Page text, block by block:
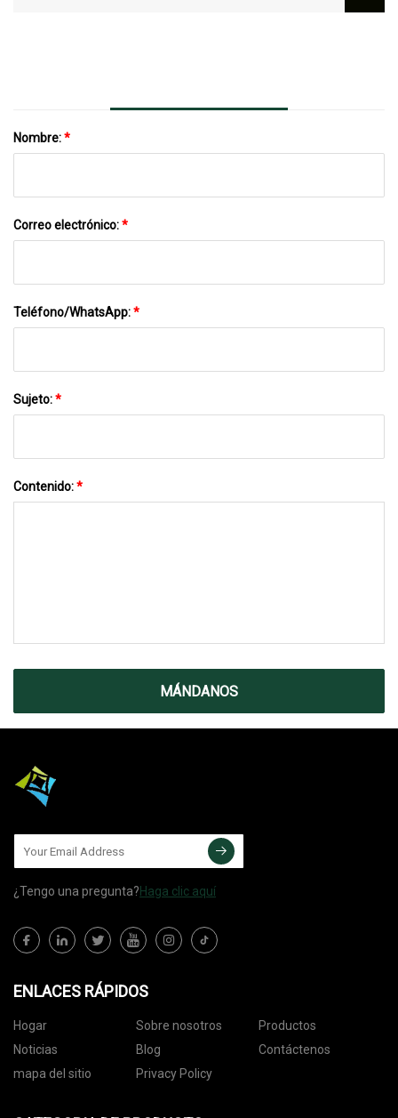
Nombre:*
Correo electrónico:*
Teléfono/WhatsApp:*
Sujeto:*
Contenido:*
MÁNDANOS
¿Tengo una pregunta?Haga clic aquí
ENLACES RÁPIDOS
Hogar Sobre nosotros
Productos
Noticias
Blog
Contáctenos
mapa del sitio
Privacy Policy